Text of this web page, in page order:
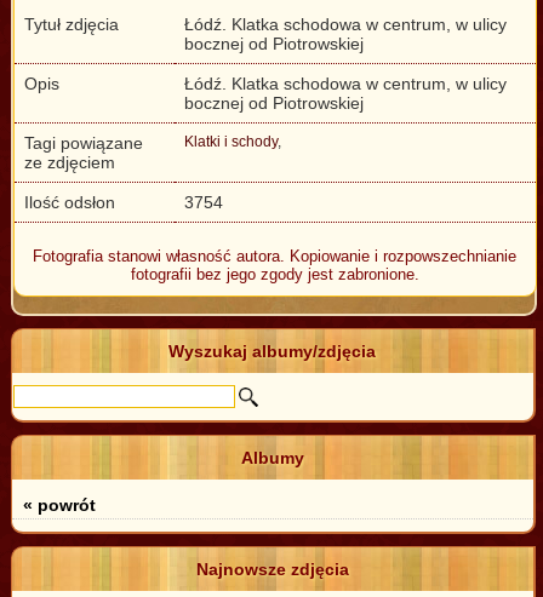
Tytuł zdjęcia
Łódź. Klatka schodowa w centrum, w ulicy
bocznej od Piotrowskiej
Opis
Łódź. Klatka schodowa w centrum, w ulicy
bocznej od Piotrowskiej
Tagi powiązane
ze zdjęciem
Klatki i schody,
Ilość odsłon 3754
Fotografia stanowi własność autora. Kopiowanie i rozpowszechnianie
fotografii bez jego zgody jest zabronione.
Wyszukaj albumy/zdjęcia
Albumy
« powrót
Najnowsze zdjęcia